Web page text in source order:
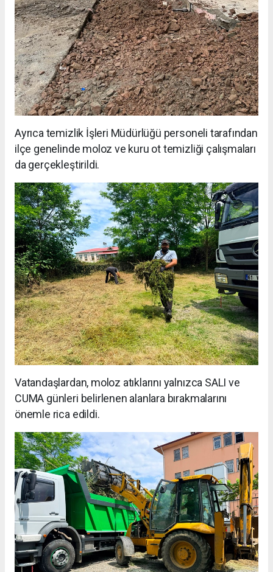
Ayrıca temizlik İşleri Müdürlüğü personeli tarafından
ilçe genelinde moloz ve kuru ot temizliği çalışmaları
da gerçekleştirildi.
Vatandaşlardan, moloz atıklarını yalnızca SALI ve
CUMA günleri belirlenen alanlara bırakmalarını
önemle rica edildi.